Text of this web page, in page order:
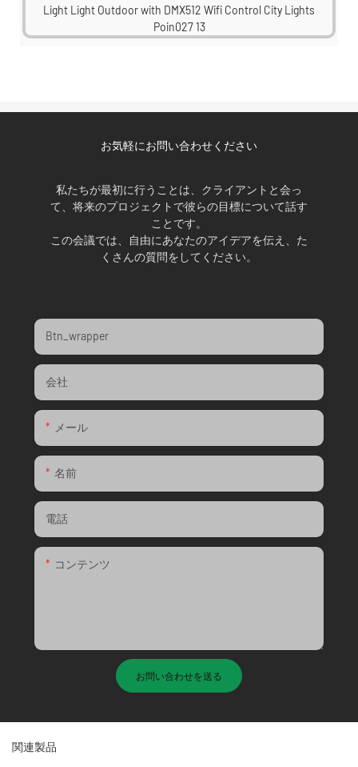
お気軽にお問い合わせください
私たちが最初に行うことは、クライアントと会っ
て、将来のプロジェクトで彼らの目標について話す
ことです。
この会議では、自由にあなたのアイデアを伝え、た
くさんの質問をしてください。
Btn_wrapper
会社
メール
名前
電話
コンテンツ
お問い合わせを送る
関連製品